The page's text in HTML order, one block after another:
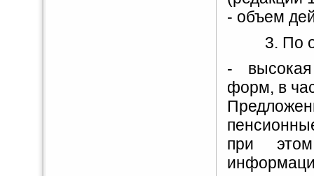
- объем
3. По
- высокая
форм, в
при